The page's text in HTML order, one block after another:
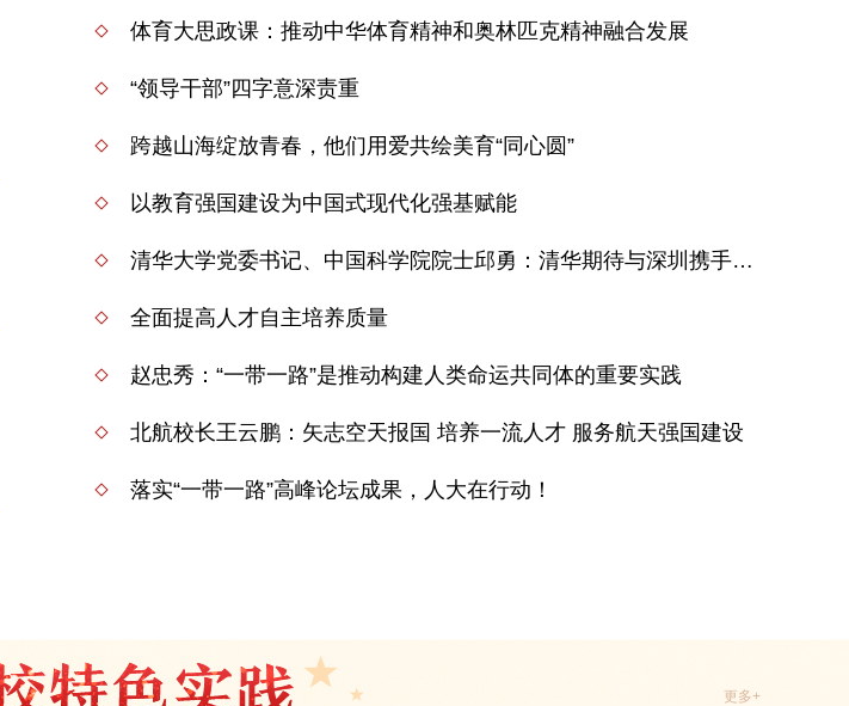
体育大思政课：推动中华体育精神和奥林匹克精神融合发展
“领导干部”四字意深责重
跨越山海绽放青春，他们用爱共绘美育“同心圆”
以教育强国建设为中国式现代化强基赋能
清华大学党委书记、中国科学院院士邱勇：清华期待与深圳携手答好“时代命题”
全面提高人才自主培养质量
赵忠秀：“一带一路”是推动构建人类命运共同体的重要实践
北航校长王云鹏：矢志空天报国 培养一流人才 服务航天强国建设
落实“一带一路”高峰论坛成果，人大在行动！
更多+